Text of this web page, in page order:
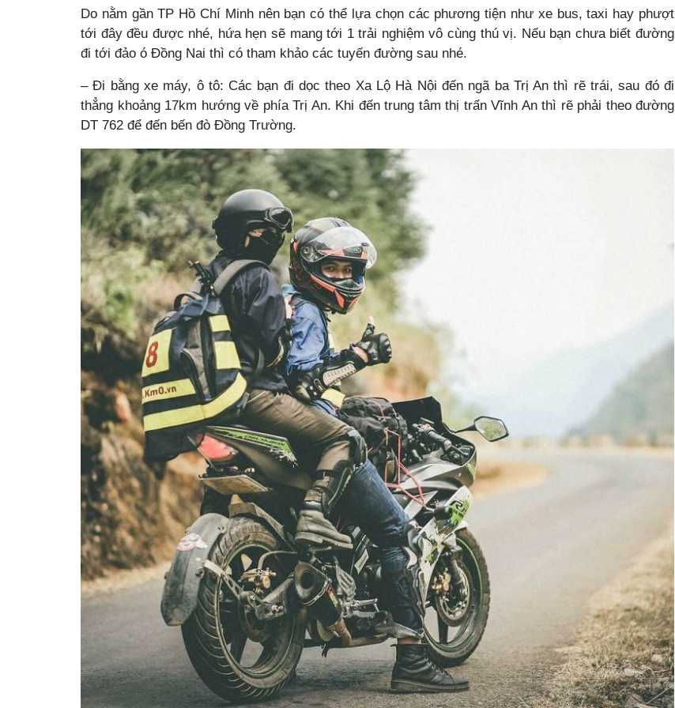
Do nằm gần TP Hồ Chí Minh nên bạn có thể lựa chọn các phương tiện như xe bus, taxi hay phượt
tới đây đều được nhé, hứa hẹn sẽ mang tới 1 trải nghiệm vô cùng thú vị. Nếu bạn chưa biết đường
đi tới đảo ó Đồng Nai thì có tham khảo các tuyến đường sau nhé.
– Đi bằng xe máy, ô tô: Các bạn đi dọc theo Xa Lộ Hà Nội đến ngã ba Trị An thì rẽ trái, sau đó đi
thẳng khoảng 17km hướng về phía Trị An. Khi đến trung tâm thị trấn Vĩnh An thì rẽ phải theo đường
DT 762 để đến bến đò Đồng Trường.